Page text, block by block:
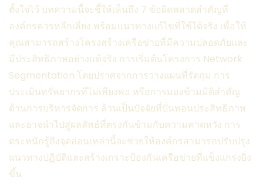
ตั้งใจไว้ บทความนี้จะชี้ให้เห็นถึง 7 ข้อผิดพลาดสำคัญที่
องค์กรควรหลีกเลี่ยง พร้อมแนวทางแก้ไขที่ใช้ได้จริง เพื่อให้
คุณสามารถสร้างโครงสร้างเครือข่ายที่มีความปลอดภัยและ
มีประสิทธิภาพอย่างแท้จริง การเริ่มต้นโครงการ Network
Segmentation โดยปราศจากการวางแผนที่รัดกุม การ
ประเมินทรัพยากรที่ไม่เพียงพอ หรือการมองข้ามมิติสำคัญ
ด้านการบริหารจัดการ ล้วนเป็นปัจจัยที่บั่นทอนประสิทธิภาพ
และอาจนำไปสู่ผลลัพธ์ที่ตรงกันข้ามกับความคาดหวัง การ
ตระหนักรู้ถึงจุดอ่อนเหล่านี้จะช่วยให้องค์กรสามารถปรับปรุง
แนวทางปฏิบัติและสร้างเกราะป้องกันเครือข่ายที่แข็งแกร่งยิ่ง
ขึ้น